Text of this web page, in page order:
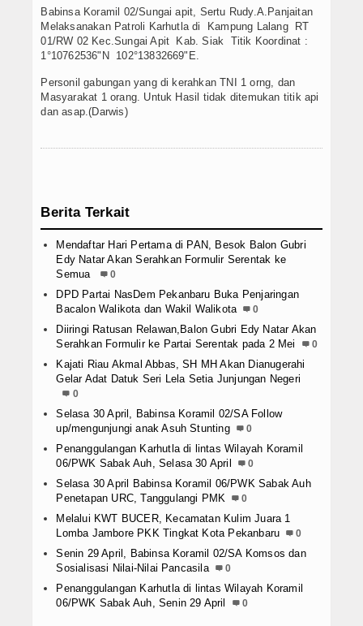
Babinsa Koramil 02/Sungai apit, Sertu Rudy.A.Panjaitan
Melaksanakan Patroli Karhutla di Kampung Lalang RT
01/RW 02 Kec.Sungai Apit Kab. Siak Titik Koordinat :
1°10762536"N 102°13832669"E.
Personil gabungan yang di kerahkan TNI 1 orng, dan
Masyarakat 1 orang. Untuk Hasil tidak ditemukan titik api
dan asap.(Darwis)
Berita Terkait
Mendaftar Hari Pertama di PAN, Besok Balon Gubri
Edy Natar Akan Serahkan Formulir Serentak ke
Semua
0
DPD Partai NasDem Pekanbaru Buka Penjaringan
Bacalon Walikota dan Wakil Walikota
0
Diiringi Ratusan Relawan,Balon Gubri Edy Natar Akan
Serahkan Formulir ke Partai Serentak pada 2 Mei
0
Kajati Riau Akmal Abbas, SH MH Akan Dianugerahi
Gelar Adat Datuk Seri Lela Setia Junjungan Negeri
0
Selasa 30 April, Babinsa Koramil 02/SA Follow
up/mengunjungi anak Asuh Stunting
0
Penanggulangan Karhutla di lintas Wilayah Koramil
06/PWK Sabak Auh, Selasa 30 April
0
Selasa 30 April Babinsa Koramil 06/PWK Sabak Auh
Penetapan URC, Tanggulangi PMK
0
Melalui KWT BUCER, Kecamatan Kulim Juara 1
Lomba Jambore PKK Tingkat Kota Pekanbaru
0
Senin 29 April, Babinsa Koramil 02/SA Komsos dan
Sosialisasi Nilai-Nilai Pancasila
0
Penanggulangan Karhutla di lintas Wilayah Koramil
06/PWK Sabak Auh, Senin 29 April
0